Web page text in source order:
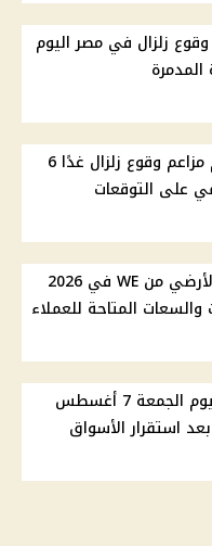
زلزال في مصر اليوم
البحوث الفلكية تحسم مزاعم وقوع زلزال غدًا 6
على التوقعات
أسعار باقات الإنترنت الأرضي من WE في 2026
المتاحة للعملاء
سعر الفراخ البيضاء اليوم الجمعة 7 أغسطس